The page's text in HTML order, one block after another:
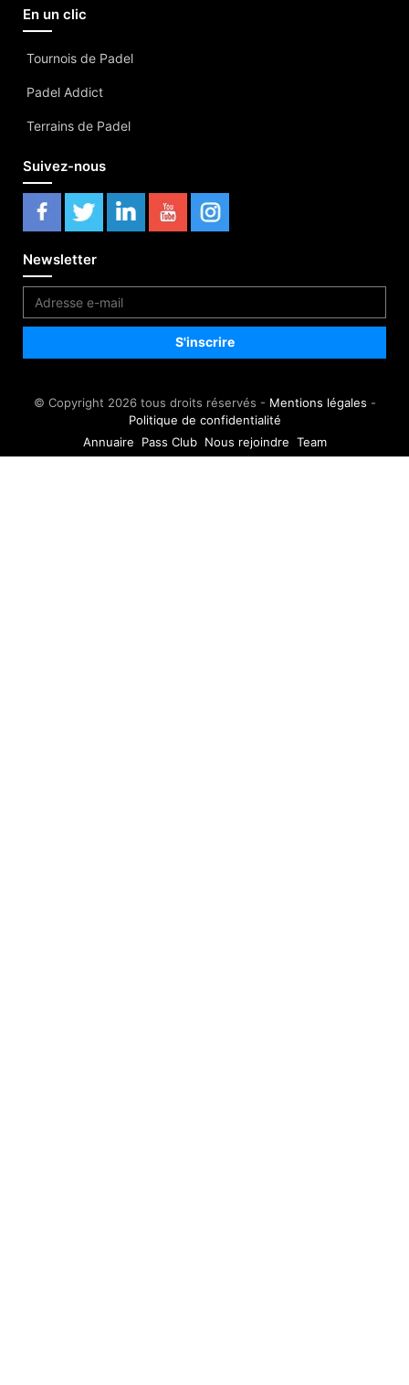
En un clic
Tournois de Padel
Padel Addict
Terrains de Padel
Suivez-nous
Newsletter
© Copyright 2026 tous droits réservés - Mentions légales -
Politique de confidentialité
Annuaire
Pass Club Nous rejoindre Team